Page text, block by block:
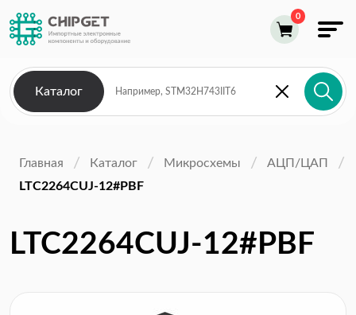
Каталог
Главная Каталог Микросхемы
АЦП/ЦАП
LTC2264CUJ-12#PBF
LTC2264CUJ-12#PBF